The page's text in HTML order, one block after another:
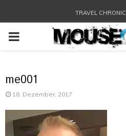
TRAVEL CHRONIC
PRIMARY
me001
18. Dezember, 2017